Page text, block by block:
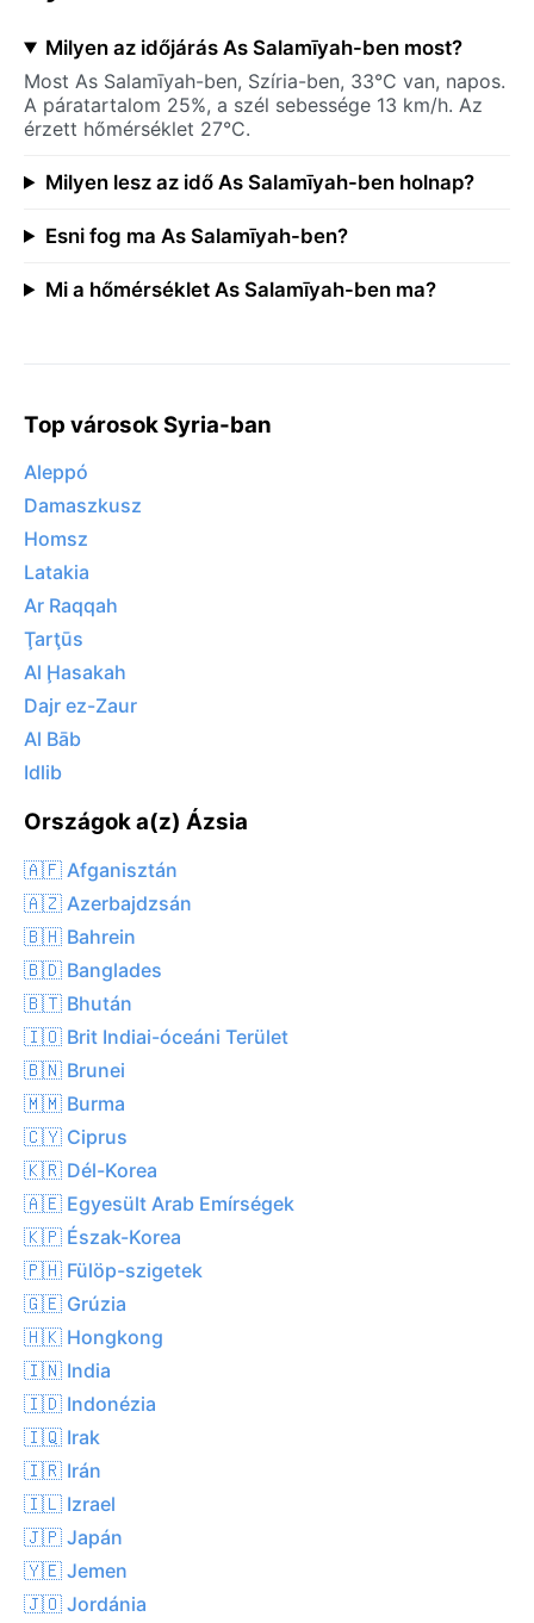
Milyen az időjárás As Salamīyah-ben most?
Most As Salamīyah-ben, Szíria-ben, 33°C van, napos.
A páratartalom 25%, a szél sebessége 13 km/h. Az
érzett hőmérséklet 27°C.
Milyen lesz az idő As Salamīyah-ben holnap?
Esni fog ma As Salamīyah-ben?
Mi a hőmérséklet As Salamīyah-ben ma?
Top városok Syria-ban
Aleppó
Damaszkusz
Homsz
Latakia
Ar Raqqah
Ţarţūs
Al Ḩasakah
Dajr ez-Zaur
Al Bāb
Idlib
Országok a(z) Ázsia
🇦🇫 Afganisztán
🇦🇿 Azerbajdzsán
🇧🇭 Bahrein
🇧🇩 Banglades
🇧🇹 Bhután
🇮🇴 Brit Indiai-óceáni Terület
🇧🇳 Brunei
🇲🇲 Burma
🇨🇾 Ciprus
🇰🇷 Dél-Korea
🇦🇪 Egyesült Arab Emírségek
🇰🇵 Észak-Korea
🇵🇭 Fülöp-szigetek
🇬🇪 Grúzia
🇭🇰 Hongkong
🇮🇳 India
🇮🇩 Indonézia
🇮🇶 Irak
🇮🇷 Irán
🇮🇱 Izrael
🇯🇵 Japán
🇾🇪 Jemen
🇯🇴 Jordánia